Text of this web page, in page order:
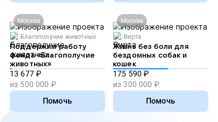
Москва
Благополучие животных
Поддержим работу
фонда «Благополучие
животных»
13 677 ₽
из 500 000 ₽
Помочь
Москва
Вирта
Жизнь без боли для
бездомных собак и
кошек
175 590 ₽
из 300 000 ₽
Помочь